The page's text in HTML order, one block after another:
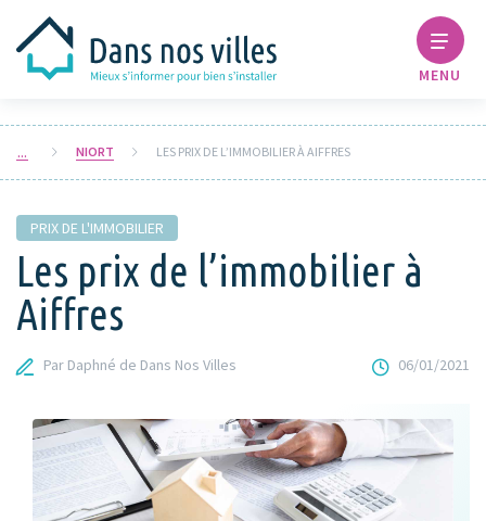
MENU
NIORT LES PRIX DE L’IMMOBILIER À AIFFRES
PRIX DE L'IMMOBILIER
Les prix de l’immobilier à
Aiffres
Par Daphné de Dans Nos Villes 06/01/2021